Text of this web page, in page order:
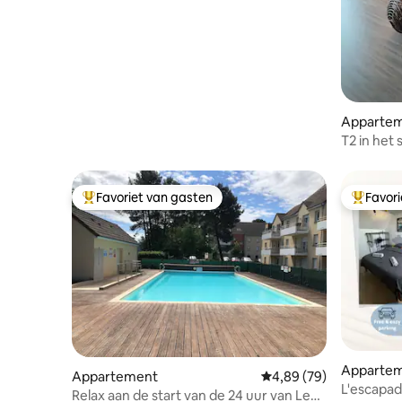
T2 in het
Topfavoriet van gasten
Favoriet van gasten
Appartement Gemiddelde
4,89 (79)
Relax aan de start van de 24 uur van Le